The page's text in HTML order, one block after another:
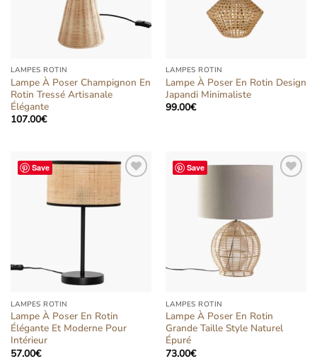
LAMPES ROTIN
Lampe À Poser Champignon En
Rotin Tressé Artisanale
Élégante
107.00€
LAMPES ROTIN
Lampe À Poser En Rotin Design
Japandi Minimaliste
99.00€
Save
à la liste
d’envies
LAMPES ROTIN
Lampe À Poser En Rotin
Élégante Et Moderne Pour
Intérieur
57.00€
Save
LAMPES ROTIN
Lampe À Poser En Rotin
Grande Taille Style Naturel
Épuré
73.00€